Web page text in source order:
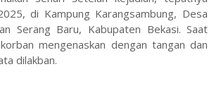
di Kampung Karangsambung, Desa
Serang Baru, Kabupaten Bekasi. Saat
mengenaskan dengan tangan dan
dilakban.